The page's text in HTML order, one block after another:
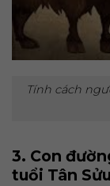
Tính cách
3. Con
tuổi Tân Sửu